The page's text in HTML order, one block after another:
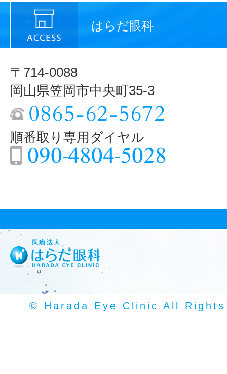
はらだ眼科
〒714-0088
岡山県笠岡市中央町35-3
順番取り専用ダイヤル
© Harada Eye Clinic All